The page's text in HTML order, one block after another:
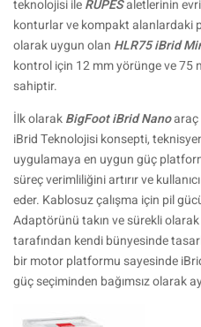
teknolojisi ileRUPESaletlerinin
konturlar ve kompakt alanlardaki
olarak uygun olan HLR75 iBrid
kontrol için 12 mm yörünge ve 75
sahiptir.
İlk olarakBigFoot iBrid Nanoaraç
iBrid Teknolojisi konsepti,
uygulamaya en uygun güç
süreç verimliliğini artırır ve
eder. Kablosuz çalışma için pil
Adaptörünü takın ve sürekli olarak
tarafından kendi bünyesinde
bir motor platformu sayesinde iBrid
güç seçiminden bağımsız olarak